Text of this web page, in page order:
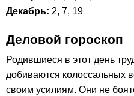
Декабрь: 2, 7, 19
Деловой гороскоп
Родившиеся в этот день
добиваются колоссальных
своим усилиям. Они не